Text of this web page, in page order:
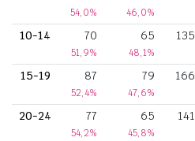
54,0% 46,0%
10-14 70
51,9%
65
48,1%
135
15-19 87
52,4%
79
47,6%
166
20-24 77
54,2%
65
45,8%
141